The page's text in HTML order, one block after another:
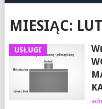
MIESIĄC:
USŁUGI